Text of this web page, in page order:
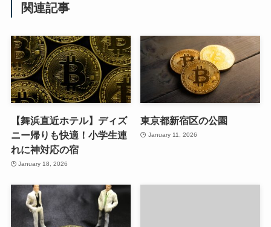
関連記事
【舞浜直近ホテル】ディズ
ニー帰りも快適！小学生連
れに神対応の宿
January 18, 2026
東京都新宿区の公園
January 11, 2026